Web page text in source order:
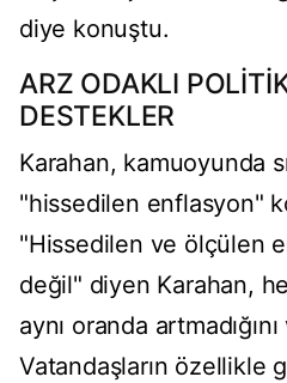
diye konuştu.
ARZ ODAKLI
DESTEKLER
Karahan, kamuoyunda
"hissedilen enflasyon"
"Hissedilen ve ölçülen
değil" diyen Karahan,
aynı oranda
Vatandaşların özellikle